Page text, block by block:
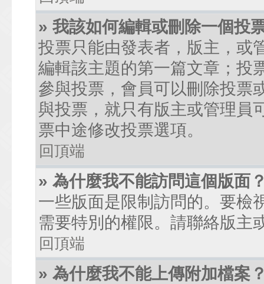
» 我該如何編輯或刪除一個投
投票只能由發表者，版主，或
編輯該主題的第一篇文章；投
參與投票，會員可以刪除投票
與投票，就只有版主或管理員
票中途修改投票選項。
回頂端
» 為什麼我不能訪問這個版面
一些版面是限制訪問的。要檢
需要特別的權限。請聯絡版主
回頂端
» 為什麼我不能上傳附加檔案